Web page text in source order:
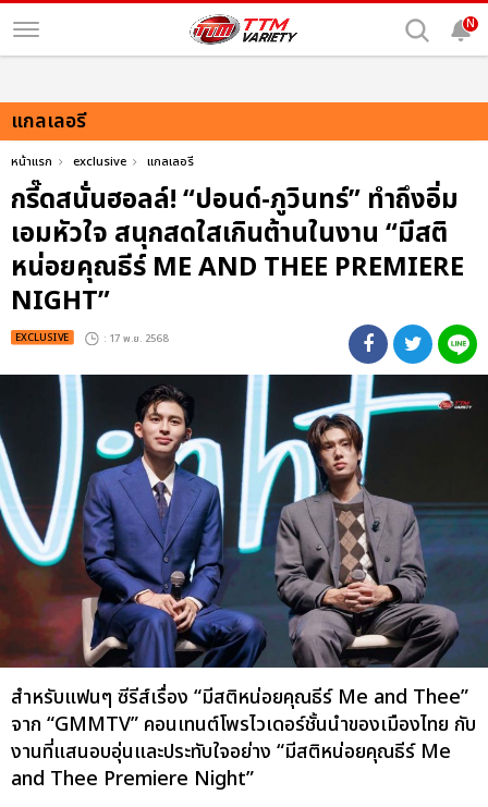
N
แกลเลอรี
หน้าแรก exclusive แกลเลอรี
กรี๊ดสนั่นฮอลล์! “ปอนด์-ภูวินทร์” ทำถึงอิ่ม
เอมหัวใจ สนุกสดใสเกินต้านในงาน “มีสติ
หน่อยคุณธีร์ ME AND THEE PREMIERE
NIGHT”
EXCLUSIVE : 17 พ.ย. 2568
สำหรับแฟนๆ ซีรีส์เรื่อง “มีสติหน่อยคุณธีร์ Me and Thee”
จาก “GMMTV” คอนเทนต์โพรไวเดอร์ชั้นนำของเมืองไทย กับ
งานที่แสนอบอุ่นและประทับใจอย่าง “มีสติหน่อยคุณธีร์ Me
and Thee Premiere Night”